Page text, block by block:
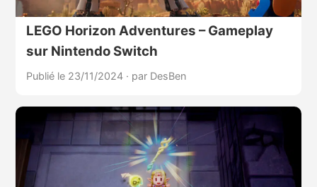
LEGO Horizon Adventures – Gameplay
sur Nintendo Switch
Publié le 23/11/2024 · par DesBen